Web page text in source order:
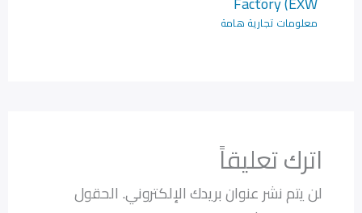
معلومات تجارية هامة
اترك تعليقاً
لن يتم نشر عنوان بريدك الإلكتروني. الحقول